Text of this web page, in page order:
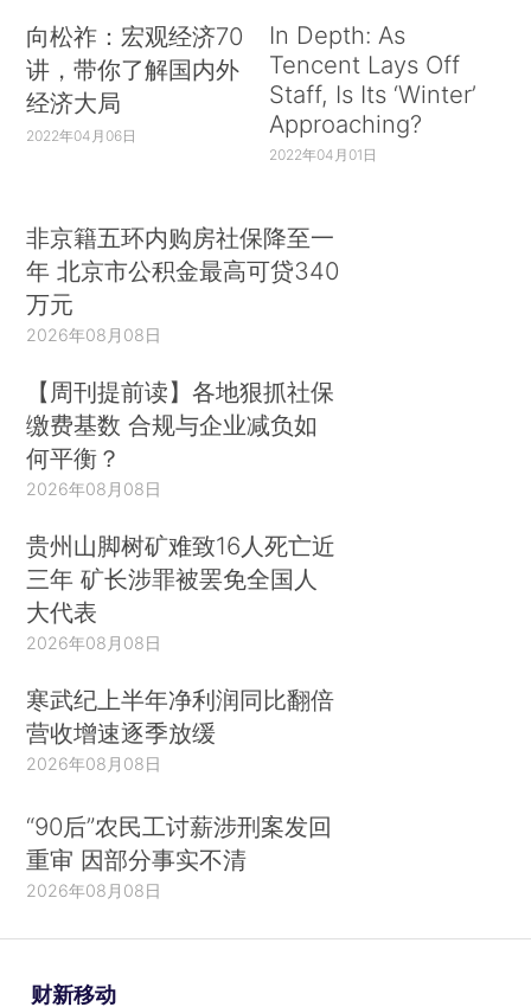
向松祚：宏观经济70
讲，带你了解国内外
经济大局
2022年04月06日
In Depth: As
Tencent Lays Off
Staff, Is Its ‘Winter’
Approaching?
2022年04月01日
非京籍五环内购房社保降至一
年 北京市公积金最高可贷340
万元
2026年08月08日
【周刊提前读】各地狠抓社保
缴费基数 合规与企业减负如
何平衡？
2026年08月08日
贵州山脚树矿难致16人死亡近
三年 矿长涉罪被罢免全国人
大代表
2026年08月08日
寒武纪上半年净利润同比翻倍
营收增速逐季放缓
2026年08月08日
“90后”农民工讨薪涉刑案发回
重审 因部分事实不清
2026年08月08日
财新移动